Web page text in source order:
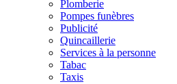
Plomberie
Pompes funèbres
Publicité
Quincaillerie
Services à la personne
Tabac
Taxis